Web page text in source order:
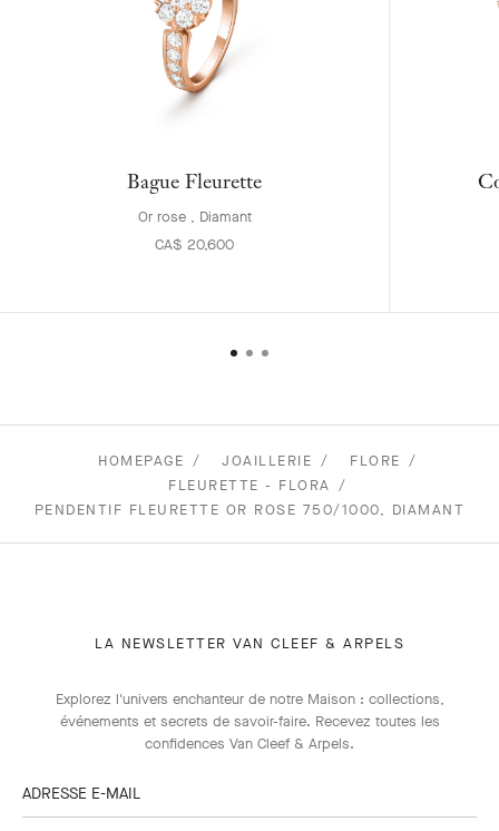
Bague Fleurette
Or rose , Diamant
CA$ 20,600
HOMEPAGE JOAILLERIE
FLORE
FLEURETTE - FLORA
PENDENTIF FLEURETTE OR ROSE 750/1000, DIAMANT
LA NEWSLETTER VAN CLEEF & ARPELS
Explorez l'univers enchanteur de notre Maison : collections,
événements et secrets de savoir-faire. Recevez toutes les
confidences Van Cleef & Arpels​.
ADRESSE E-MAIL